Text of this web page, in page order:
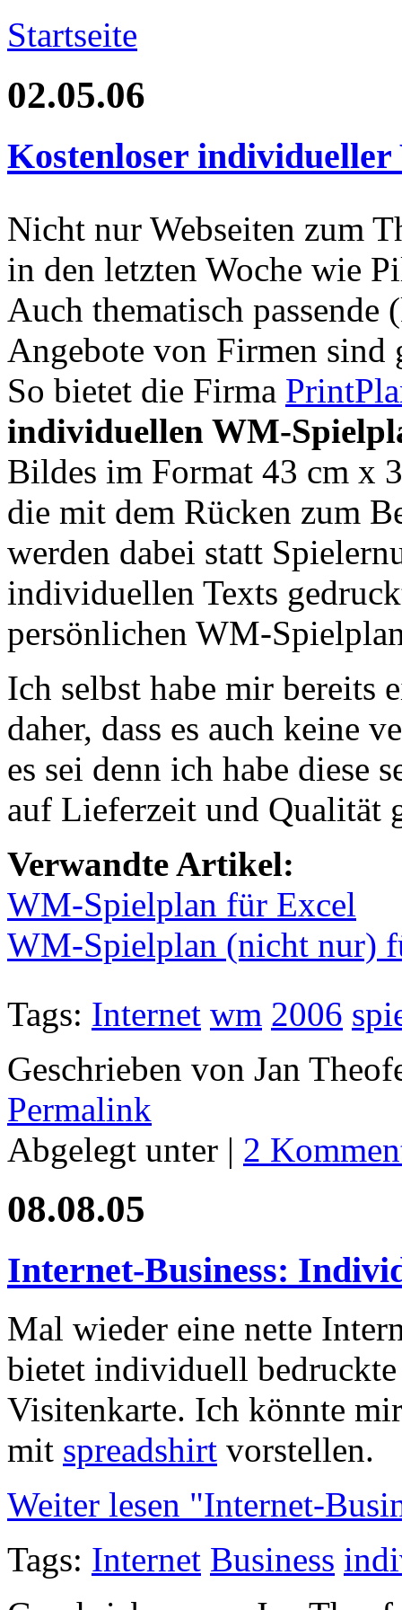
Startseite
02.05.06
Kostenloser
Nicht nur Webseiten zum
in den letzten Woche wie
Auch thematisch passende
Angebote von Firmen
So bietet die Firma
individuellen WM-
Bildes im Format 43 cm x
die mit dem Rücken zum
werden dabei statt
individuellen Texts
persönlichen WM-
Ich selbst habe mir bereits
daher, dass es auch keine
es sei denn ich habe diese
auf Lieferzeit und Qualität
Verwandte Artikel:
WM-Spielplan für Excel
WM-Spielplan (nicht nur)
Tags: Internet wm 2006
Geschrieben von Jan
Permalink
Abgelegt unter | 2
08.08.05
Internet-Business:
Mal wieder eine nette
bietet individuell
Visitenkarte. Ich könnte
mit spreadshirt vorstellen.
Weiter lesen "Internet-
Tags: Internet Business